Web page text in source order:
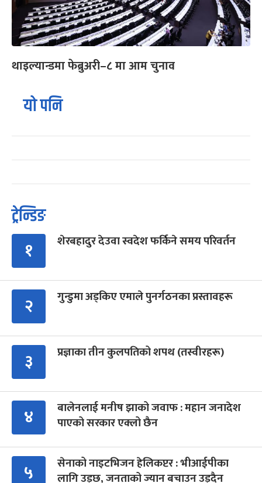
थाइल्यान्डमा फेब्रुअरी–८ मा आम चुनाव
यो पनि
ट्रेन्डिङ
१ शेरबहादुर देउवा स्वदेश फर्किने समय परिवर्तन
२ गुन्डुमा अड्किए एमाले पुनर्गठनका प्रस्तावहरू
३ प्रज्ञाका तीन कुलपतिको शपथ (तस्वीरहरू)
४
बालेनलाई मनीष झाको जवाफ : महान जनादेश
पाएको सरकार एक्लो छैन
५
सेनाको नाइटभिजन हेलिकप्टर : भीआईपीका
लागि उड्छ, जनताको ज्यान बचाउन उड्दैन